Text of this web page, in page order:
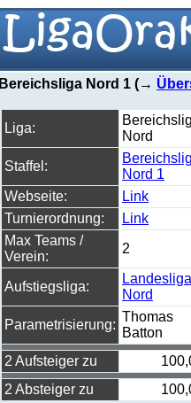
Bereichsliga Nord 1 (→
Liga:
Nord
Staffel:
Nord 1
Webseite:
Link
Turnierordnung:
Link
Max Teams /
Verein:
2
Aufstiegsliga:
Landesliga
Nord
Parametrisierung:
Thomas
Batton
2 Aufsteiger zu
2 Absteiger zu